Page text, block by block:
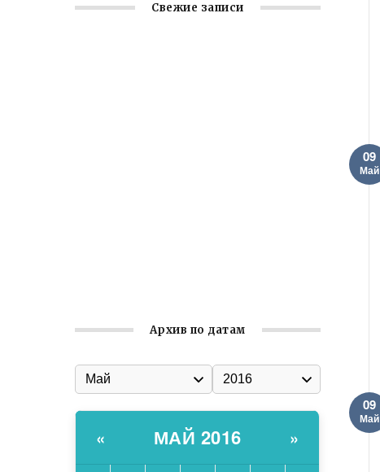
09
Май
09
Май
Свежие записи
Архив по датам
« МАЙ 2016 »